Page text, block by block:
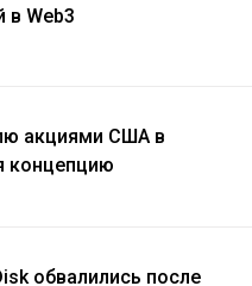
в Web3
акциями США в
концепцию
обвалились после